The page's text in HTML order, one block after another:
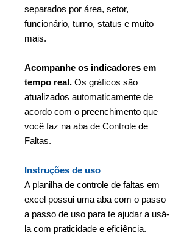
separados por área, setor,
funcionário, turno, status e muito
mais.
Acompanhe os indicadores em
tempo real. Os gráficos são
atualizados automaticamente de
acordo com o preenchimento que
você faz na aba de Controle de
Faltas.
Instruções de uso
A planilha de controle de faltas em
excel possui uma aba com o passo
a passo de uso para te ajudar a usá-
la com praticidade e eficiência.